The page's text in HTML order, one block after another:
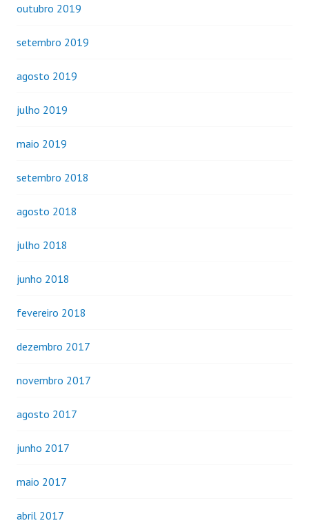
outubro 2019
setembro 2019
agosto 2019
julho 2019
maio 2019
setembro 2018
agosto 2018
julho 2018
junho 2018
fevereiro 2018
dezembro 2017
novembro 2017
agosto 2017
junho 2017
maio 2017
abril 2017